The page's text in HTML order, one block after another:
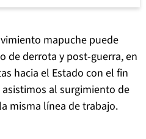
mapuche puede
de derrota y post-guerra, en
hacia el Estado con el fin
asistimos al surgimiento de
misma línea de trabajo.